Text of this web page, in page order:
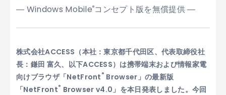
― Windows Mobile®コンセプト版を無償提供 ―
株式会社ACCESS（本社：東京都千代田区、代表取締役社
長：鎌田 富久、以下ACCESS）は携帯端末および情報家電
向けブラウザ「NetFront ® Browser」の最新版
「NetFront® Browser v4.0」を本日発表しました。今回